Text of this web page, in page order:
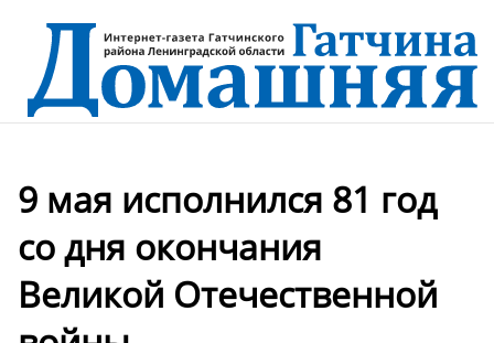
9 мая исполнился 81 год
со дня окончания
Великой Отечественной